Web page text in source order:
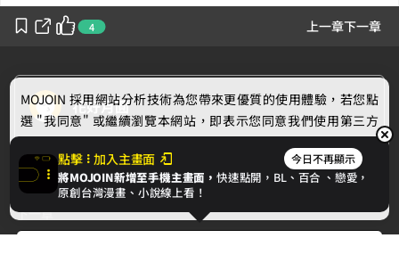
4 上一章下一章
花好月圓
下一章
點擊 加入主畫面 今日不再顯示
將MOJOIN新增至手機主畫面，快速點開，BL、 百合 、戀愛，
原創台灣漫畫、小說線上看！
MOJOIN 採用網站分析技術為您帶來更優質的使用體驗，若您點
選 "我同意" 或繼續瀏覽本網站，即表示您同意我們使用第三方
Cookie，欲瞭解更多資訊請見隱私權政策。
我同意